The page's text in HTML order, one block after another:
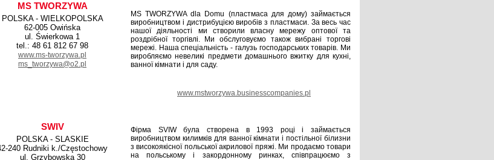
MS TWORZYWA
POLSKA - WIELKOPOLSKA
62-005 Owińska
ul. Świerkowa 1
tel.: 48 61 812 67 98
www.ms-tworzywa.pl
ms_tworzywa@o2.pl
MS TWORZYWA dla Domu (пластмаса для дому) займається
виробництвом і дистрибуцією виробів з пластмаси. За весь час
нашої діяльності ми створили власну мережу оптової та
роздрібної торгівлі. Ми обслуговуємо також вибрані торгові
мережі. Наша спеціальність - галузь господарських товарів. Ми
виробляємо невеликі предмети домашнього вжитку для кухні,
ванної кімнати і для саду.
www.mstworzywa.businesscompanies.pl
SWIV
POLSKA - SLASKIE
240 Rudniki k./Częstochowy
ul. Grzybowska 30
Фірма SVIW була створена в 1993 році і займається
виробництвом килимків для ванної кімнати і постільної білизни
з високоякісної польської акрилової пряжі. Ми продаємо товари
на польському і закордонному ринках, співпрацюємо з